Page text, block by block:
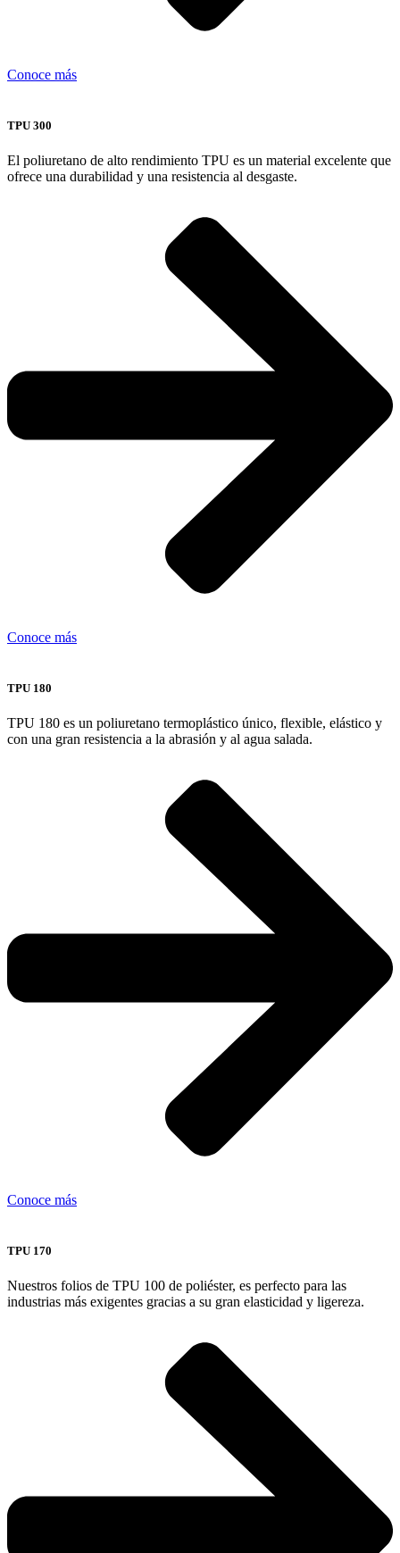
Conoce más
TPU 300
El poliuretano de alto rendimiento TPU es un material excelente que
ofrece una durabilidad y una resistencia al desgaste.
Conoce más
TPU 180
TPU 180 es un poliuretano termoplástico único, flexible, elástico y
con una gran resistencia a la abrasión y al agua salada.
Conoce más
TPU 170
Nuestros folios de TPU 100 de poliéster, es perfecto para las
industrias más exigentes gracias a su gran elasticidad y ligereza.